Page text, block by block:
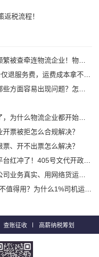
税流程！
物流企业该怎么合规拿到运费成本票？
费，运费成本拿不到怎么办？
出现问题？怎么实现合规经营？
都开始选择1%司机运费成本票了？
票被拒怎么合规解决？
、开不出票怎么解决？
号文代开政策、试点平台合规破局！
货运平台9%运费票就不会有问题嘛？
么1%司机运费票更适合物流企业？
查账征收 高薪纳税筹划